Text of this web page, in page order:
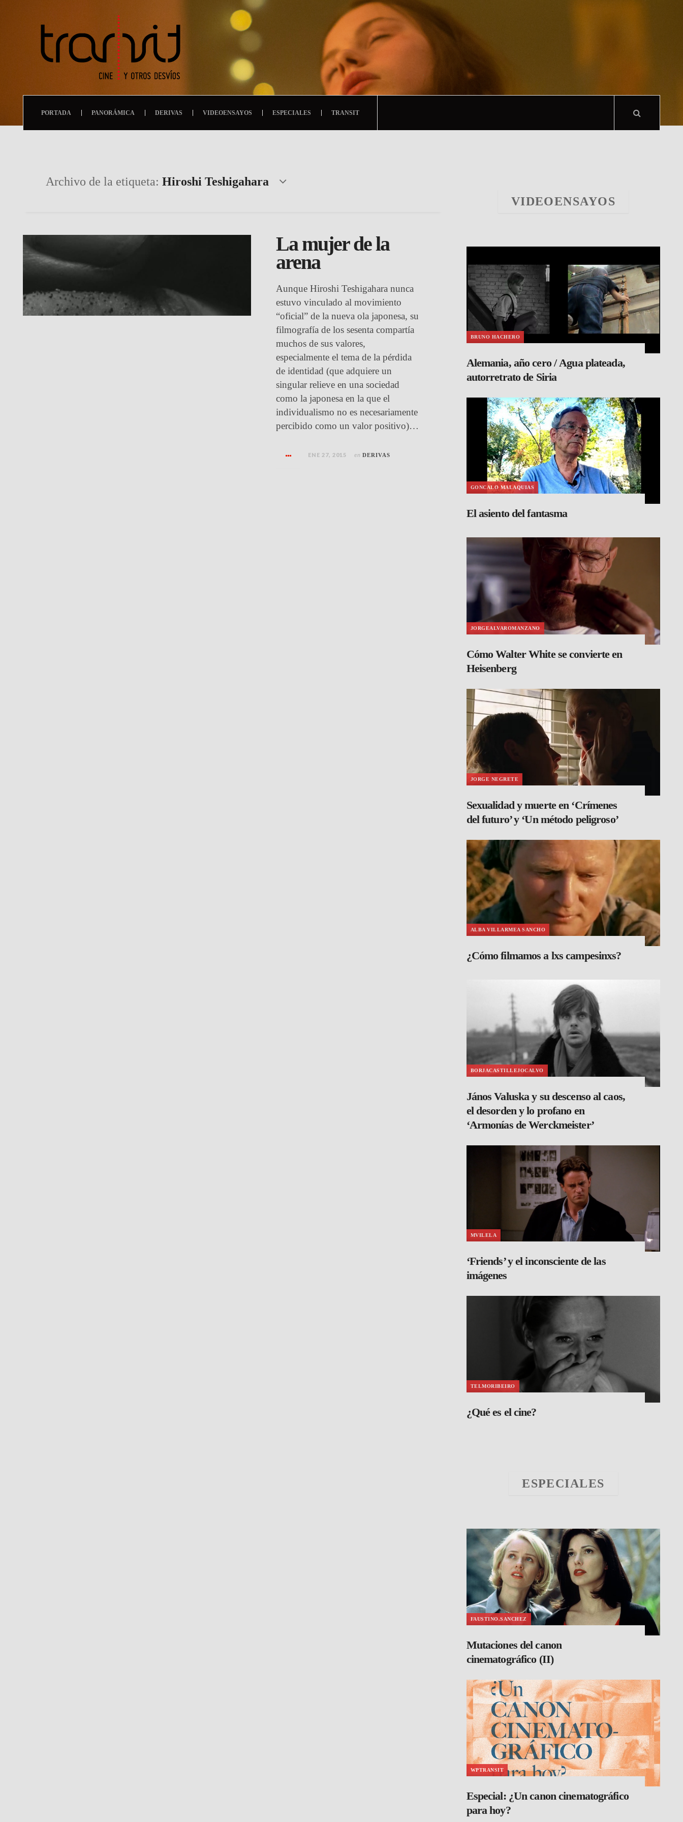
PORTADA PANORÁMICA DERIVAS VIDEOENSAYOS ESPECIALES TRANSIT
Archivo de la etiqueta: Hiroshi Teshigahara
La mujer de la
arena
Aunque Hiroshi Teshigahara nunca
estuvo vinculado al movimiento
“oficial” de la nueva ola japonesa, su
filmografía de los sesenta compartía
muchos de sus valores,
especialmente el tema de la pérdida
de identidad (que adquiere un
singular relieve en una sociedad
como la japonesa en la que el
individualismo no es necesariamente
percibido como un valor positivo)…
ENE 27, 2015 en DERIVAS
VIDEOENSAYOS
BRUNO HACHERO
Alemania, año cero / Agua plateada,
autorretrato de Siria
GONCALO MALAQUIAS
El asiento del fantasma
JORGEALVAROMANZANO
Cómo Walter White se convierte en
Heisenberg
JORGE NEGRETE
Sexualidad y muerte en ‘Crímenes
del futuro’ y ‘Un método peligroso’
ALBA VILLARMEA SANCHO
¿Cómo filmamos a lxs campesinxs?
BORJACASTILLEJOCALVO
János Valuska y su descenso al caos,
el desorden y lo profano en
‘Armonías de Werckmeister’
MVILELA
‘Friends’ y el inconsciente de las
imágenes
TELMORIBEIRO
¿Qué es el cine?
ESPECIALES
FAUSTINO.SANCHEZ
Mutaciones del canon
cinematográfico (II)
WPTRANSIT
Especial: ¿Un canon cinematográfico
para hoy?